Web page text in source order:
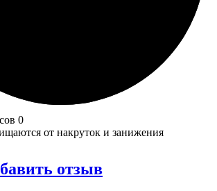
0
от накруток и занижения
отзыв